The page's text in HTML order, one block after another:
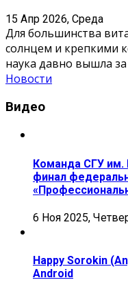
15 Апр 2026, Среда
Для большинства
солнцем и крепкими
наука давно вышла
Новости
Видео
Команда СГУ им.
финал
6 Ноя 2025,
Happy Sorokin
Android